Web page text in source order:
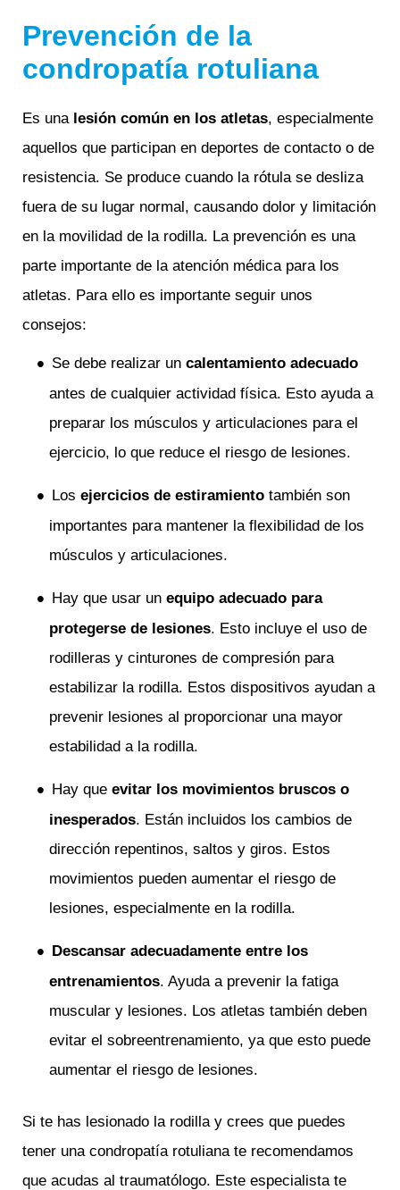
Prevención de la
condropatía rotuliana
Es una lesión común en los atletas, especialmente
aquellos que participan en deportes de contacto o de
resistencia. Se produce cuando la rótula se desliza
fuera de su lugar normal, causando dolor y limitación
en la movilidad de la rodilla. La prevención es una
parte importante de la atención médica para los
atletas. Para ello es importante seguir unos
consejos:
Se debe realizar un calentamiento adecuado
antes de cualquier actividad física. Esto ayuda a
preparar los músculos y articulaciones para el
ejercicio, lo que reduce el riesgo de lesiones.
Los ejercicios de estiramientotambién son
importantes para mantener la flexibilidad de los
músculos y articulaciones.
Hay que usar un equipo adecuado para
protegerse de lesiones. Esto incluye el uso de
rodilleras y cinturones de compresión para
estabilizar la rodilla. Estos dispositivos ayudan a
prevenir lesiones al proporcionar una mayor
estabilidad a la rodilla.
Hay que evitar los movimientos bruscos o
inesperados. Están incluidos los cambios de
dirección repentinos, saltos y giros. Estos
movimientos pueden aumentar el riesgo de
lesiones, especialmente en la rodilla.
Descansar adecuadamente entre los
entrenamientos. Ayuda a prevenir la fatiga
muscular y lesiones. Los atletas también deben
evitar el sobreentrenamiento, ya que esto puede
aumentar el riesgo de lesiones.
Si te has lesionado la rodilla y crees que puedes
tener una condropatía rotuliana te recomendamos
que acudas al traumatólogo. Este especialista te